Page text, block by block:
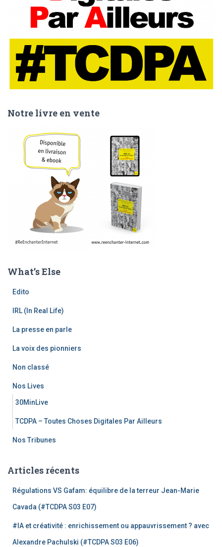
Notre livre en vente
What’s Else
Edito
IRL (In Real Life)
La presse en parle
La voix des pionniers
Non classé
Nos Lives
30MinLive
TCDPA – Toutes Choses Digitales Par Ailleurs
Nos Tribunes
Articles récents
Régulations VS Gafam: équilibre de la terreur Jean-Marie
Cavada (#TCDPA S03 E07)
#IA et créativité : enrichissement ou appauvrissement ? avec
Alexandre Pachulski (#TCDPA S03 E06)